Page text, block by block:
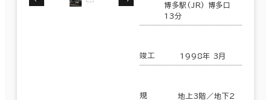
博多駅(JR) 博多口
13分
竣工 1998年 3月
規
地上3階／地下2